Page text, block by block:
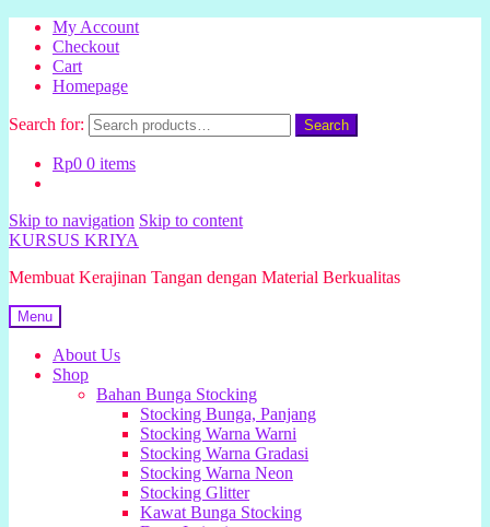
My Account
Checkout
Cart
Homepage
Search for: Search
Rp0 0 items
Skip to navigation Skip to content
KURSUS KRIYA
Membuat Kerajinan Tangan dengan Material Berkualitas
Menu
About Us
Shop
Bahan Bunga Stocking
Stocking Bunga, Panjang
Stocking Warna Warni
Stocking Warna Gradasi
Stocking Warna Neon
Stocking Glitter
Kawat Bunga Stocking